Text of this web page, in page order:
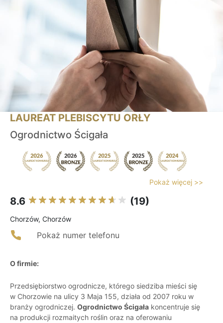
LAUREAT PLEBISCYTU ORŁY
Ogrodnictwo Ścigała
Pokaż więcej >>
8.6 (19)
Chorzów, Chorzów
Pokaż numer telefonu
O firmie:
Przedsiębiorstwo ogrodnicze, którego siedziba mieści się
w Chorzowie na ulicy 3 Maja 155, działa od 2007 roku w
branży ogrodniczej. Ogrodnictwo Ścigała koncentruje się
na produkcji rozmaitych roślin oraz na oferowaniu